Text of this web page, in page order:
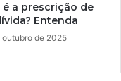
é a prescrição de
Entenda
outubro de 2025